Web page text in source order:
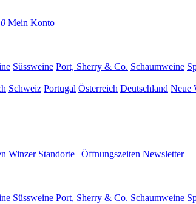
0 Mein Konto
Süssweine Port, Sherry & Co. Schaumweine
Schweiz Portugal Österreich Deutschland Neue
Winzer Standorte | Öffnungszeiten Newsletter
Süssweine Port, Sherry & Co. Schaumweine